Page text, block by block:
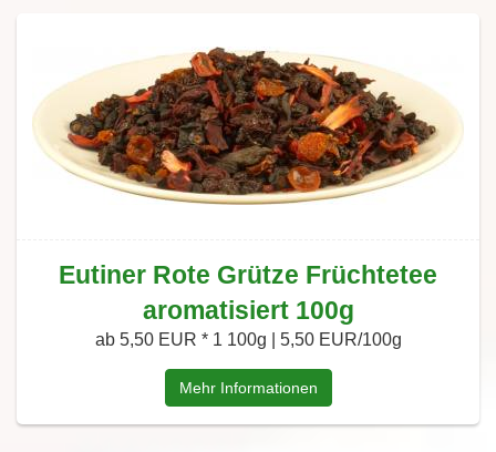
Eutiner Rote Grütze Früchtetee
aromatisiert 100g
ab 5,50 EUR * 1 100g | 5,50 EUR/100g
Mehr Informationen